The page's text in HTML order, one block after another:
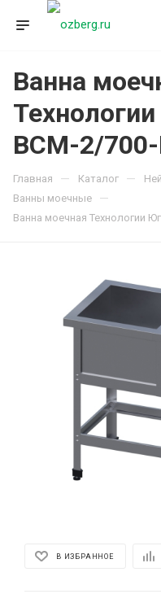
Ванна
ВСМ-2/
Главная — Каталог —
Ванны моечные —
Ванна моечная Технологии
В ИЗБРАННОЕ